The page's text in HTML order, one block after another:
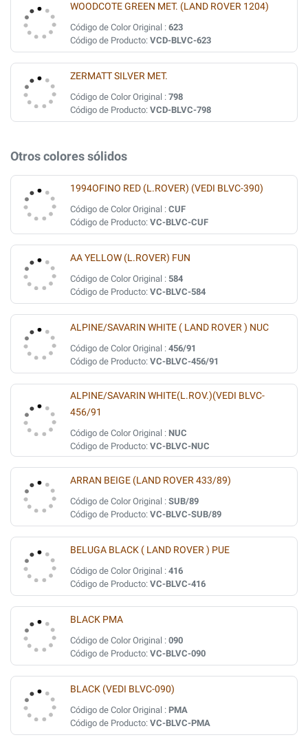
WOODCOTE GREEN MET. (LAND ROVER 1204)
Código de Color Original : 623
Código de Producto: VCD-BLVC-623
ZERMATT SILVER MET.
Código de Color Original : 798
Código de Producto: VCD-BLVC-798
Otros colores sólidos
1994OFINO RED (L.ROVER) (VEDI BLVC-390)
Código de Color Original : CUF
Código de Producto: VC-BLVC-CUF
AA YELLOW (L.ROVER) FUN
Código de Color Original : 584
Código de Producto: VC-BLVC-584
ALPINE/SAVARIN WHITE ( LAND ROVER ) NUC
Código de Color Original : 456/91
Código de Producto: VC-BLVC-456/91
ALPINE/SAVARIN WHITE(L.ROV.)(VEDI BLVC-
456/91
Código de Color Original : NUC
Código de Producto: VC-BLVC-NUC
ARRAN BEIGE (LAND ROVER 433/89)
Código de Color Original : SUB/89
Código de Producto: VC-BLVC-SUB/89
BELUGA BLACK ( LAND ROVER ) PUE
Código de Color Original : 416
Código de Producto: VC-BLVC-416
BLACK PMA
Código de Color Original : 090
Código de Producto: VC-BLVC-090
BLACK (VEDI BLVC-090)
Código de Color Original : PMA
Código de Producto: VC-BLVC-PMA